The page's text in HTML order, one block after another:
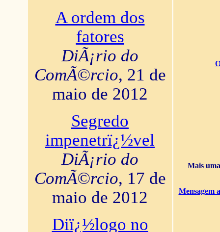
A ordem dos
fatores
DiÃ¡rio do
ComÃ©rcio, 21 de
maio de 2012
Segredo
impenetrï¿½vel
DiÃ¡rio do
ComÃ©rcio, 17 de
maio de 2012
Diï¿½logo no
Mais
Mensagem